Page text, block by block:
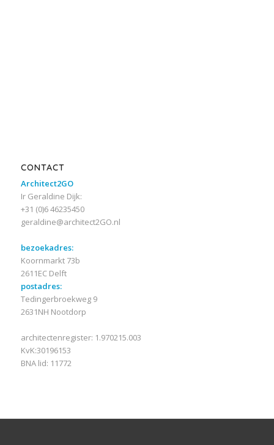
CONTACT
Architect2GO
Ir Geraldine Dijk:
+31 (0)6 46235450
geraldine@architect2GO.nl
bezoekadres:
Koornmarkt 73b
2611EC Delft
postadres:
Tedingerbroekweg 9
2631NH Nootdorp
architectenregister: 1.970215.003
KvK:30196153
BNA lid: 11772